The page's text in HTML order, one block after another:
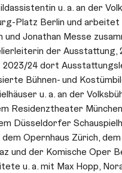
u. a. an der
Platz Berlin und
und Jonathan Messe
der Ausstattung,
2023/24 dort
Bühnen- und
u. a. an der
Residenztheater
Düsseldorfer
dem Opernhaus Zürich,
und der Komische Oper
u. a. mit Max Hopp,